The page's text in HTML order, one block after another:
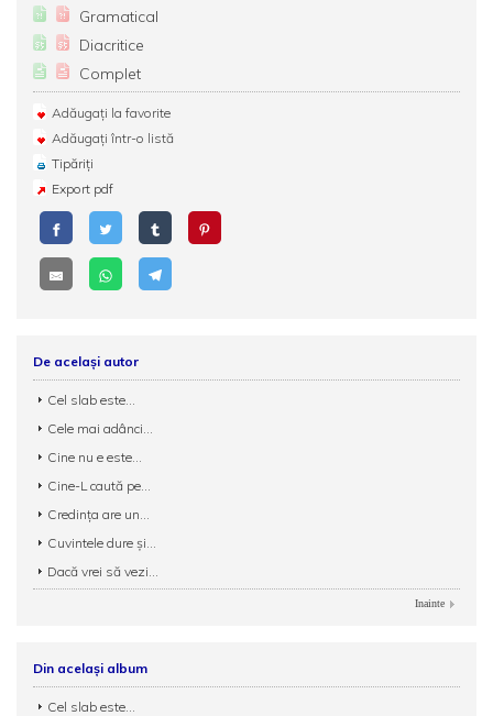
Gramatical
Diacritice
Complet
Adăugați la favorite
Adăugați într-o listă
Tipăriți
Export pdf
De același autor
Cel slab este...
Cele mai adânci...
Cine nu e este...
Cine-L caută pe...
Credinţa are un...
Cuvintele dure şi...
Dacă vrei să vezi...
Inainte
Din același album
Cel slab este...